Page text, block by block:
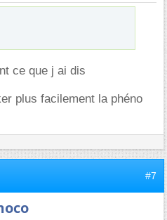
ce que j ai dis
plus facilement la phéno
#7